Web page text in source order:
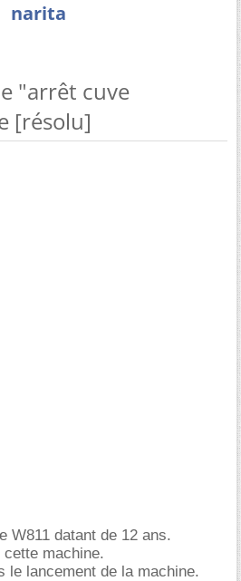
narita
"arrêt cuve
[résolu]
W811 datant de 12 ans.
machine.
le lancement de la machine.